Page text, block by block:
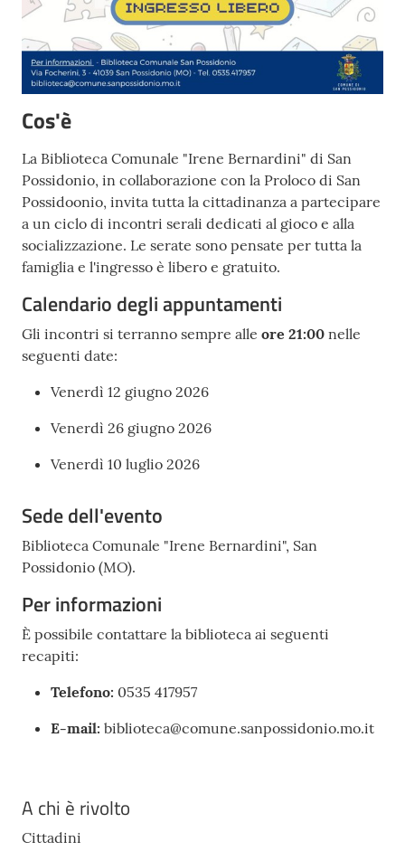
Cos'è
La Biblioteca Comunale "Irene Bernardini" di San
Possidonio, in collaborazione con la Proloco di San
Possidoonio, invita tutta la cittadinanza a partecipare
a un ciclo di incontri serali dedicati al gioco e alla
socializzazione. Le serate sono pensate per tutta la
famiglia e l'ingresso è libero e gratuito.
Calendario degli appuntamenti
Gli incontri si terranno sempre alle ore 21:00 nelle
seguenti date:
Venerdì 12 giugno 2026
Venerdì 26 giugno 2026
Venerdì 10 luglio 2026
Sede dell'evento
Biblioteca Comunale "Irene Bernardini", San
Possidonio (MO).
Per informazioni
È possibile contattare la biblioteca ai seguenti
recapiti:
Telefono: 0535 417957
E-mail: biblioteca@comune.sanpossidonio.mo.it
A chi è rivolto
Cittadini